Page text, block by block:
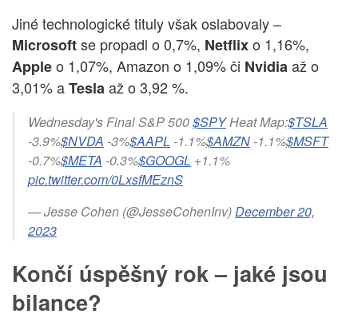
Jiné technologické tituly však oslabovaly –
Microsoftse propadl o 0,7%, Netflixo 1,16%,
Appleo 1,07%, Amazon o 1,09% či Nvidiaaž o
3,01% aTeslaaž o 3,92 %.
Wednesday's Final S&P 500$SPYHeat Map:$TSLA
-3.9%$NVDA -3%$AAPL -1.1%$AMZN -1.1%$MSFT
-0.7%$META -0.3%$GOOGL +1.1%
pic.twitter.com/0LxsfMEznS
— Jesse Cohen (@JesseCohenInv)December 20,
2023
Končí úspěšný rok – jaké jsou
bilance?